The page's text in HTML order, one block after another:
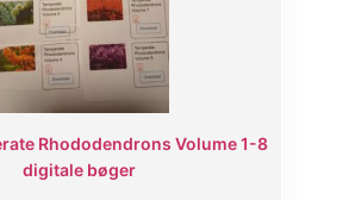
Rhododendrons Volume 1-8
digitale bøger